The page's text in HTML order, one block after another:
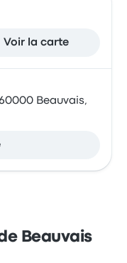
Voir la carte
Beauvais,
Beauvais